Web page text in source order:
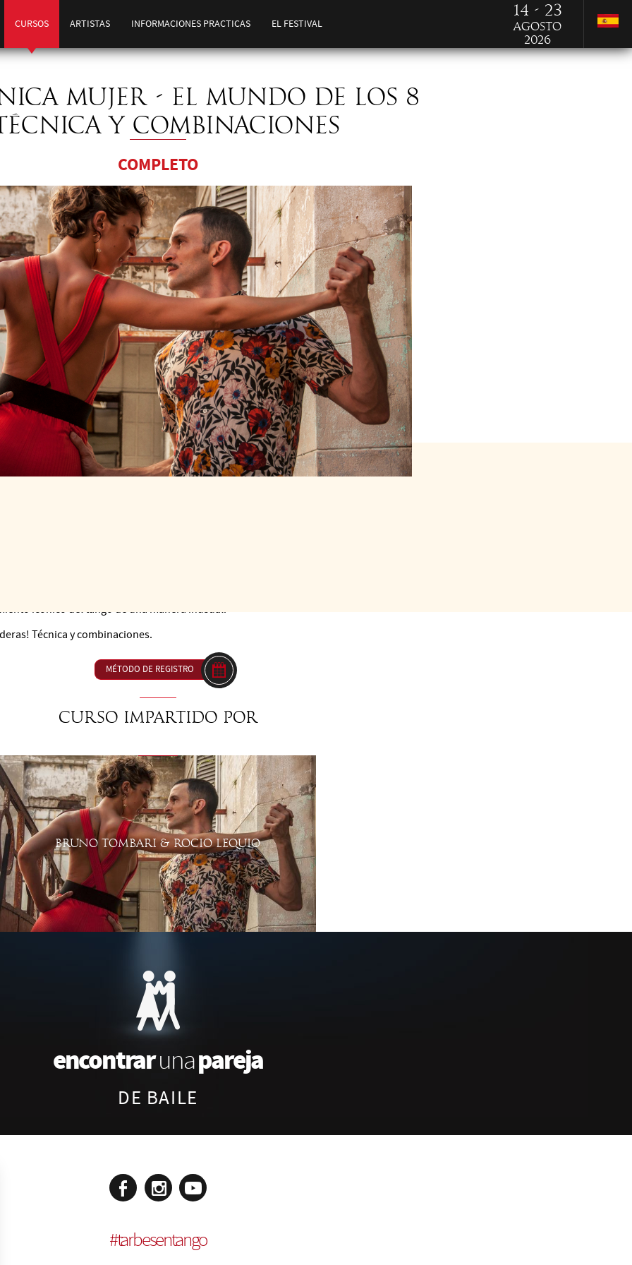
CURSOS ARTISTAS INFORMACIONES PRACTICAS EL FESTIVAL
14 - 23
Agosto
2026
MUJER - EL MUNDO DE LOS 8
Y COMBINACIONES
COMPLETO
icónico del tango de una manera inusual.
Técnica y combinaciones.
MÉTODO DE REGISTRO
Curso impartido por
BRUNO TOMBARI & ROCIO LEQUIO
encontrarunapareja
DE BAILE
#tarbesentango